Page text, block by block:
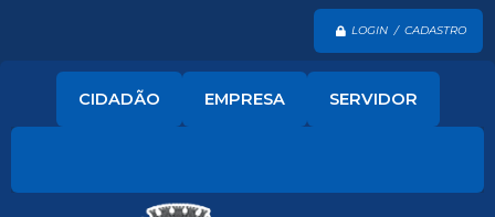
LOGIN / CADASTRO
CIDADÃO EMPRESA SERVIDOR